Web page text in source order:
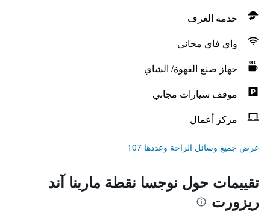
خدمة الغرف
واي فاي مجاني
جهاز صنع القهوة/ الشاي
موقف سيارات مجاني
مركز أعمال
عرض جميع وسائل الراحة وعددها 107
تقييمات حول نوجسا نقطة مارينا آند
ريزورت